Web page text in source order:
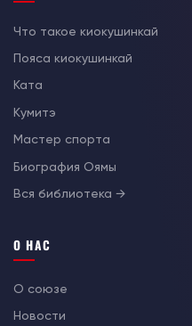
Что такое киокушинкай
Пояса киокушинкай
Ката
Кумитэ
Мастер спорта
Биография Оямы
Вся библиотека →
О НАС
О союзе
Новости